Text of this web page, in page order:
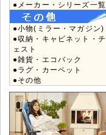
●メーカー・シリーズ一覧
●小物(ミラー・マガジン)
●収納・キャビネット・チ
ェスト
●雑貨・エコバック
●ラグ・カーペット
●その他